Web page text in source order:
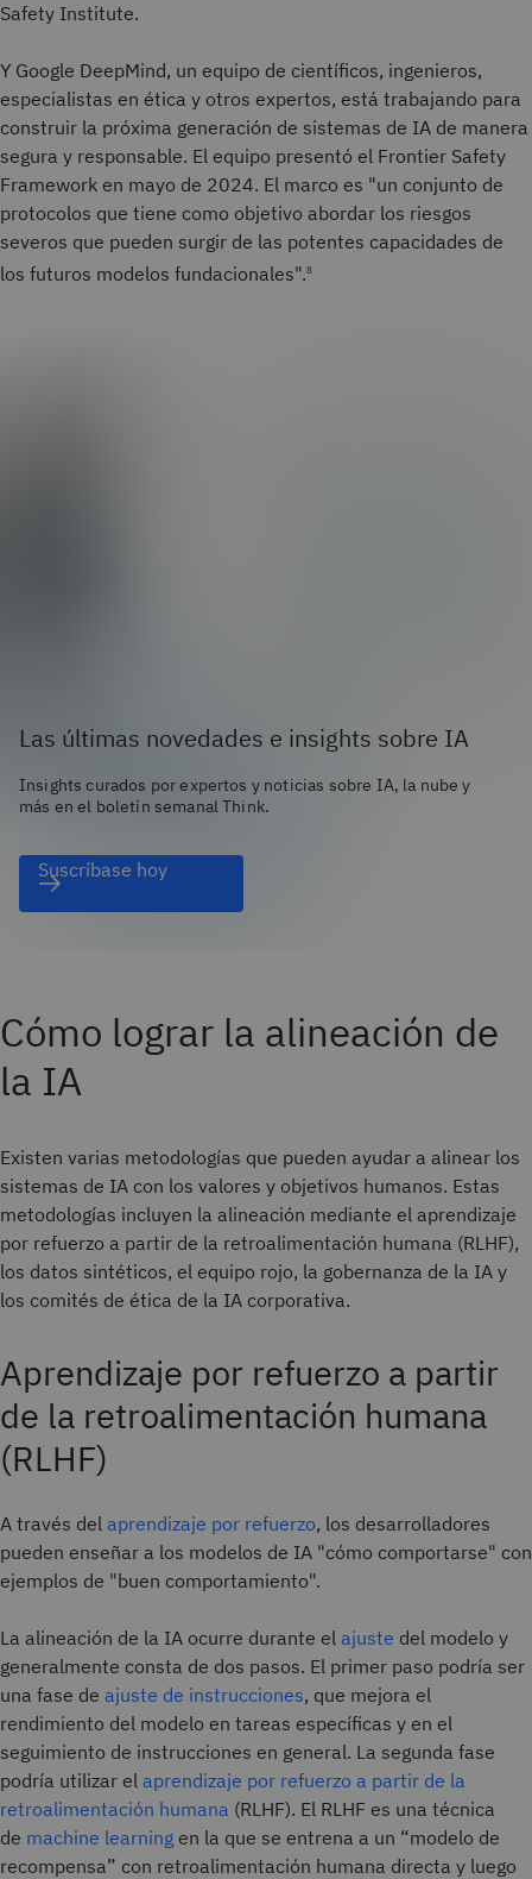
Safety Institute.
Y Google DeepMind, un equipo de científicos, ingenieros,
especialistas en ética y otros expertos, está trabajando para
construir la próxima generación de sistemas de IA de manera
segura y responsable. El equipo presentó el Frontier Safety
Framework en mayo de 2024. El marco es "un conjunto de
protocolos que tiene como objetivo abordar los riesgos
severos que pueden surgir de las potentes capacidades de
los futuros modelos fundacionales".8
Las últimas novedades e insights sobre IA
Insights curados por expertos y noticias sobre IA, la nube y
más en el boletín semanal Think.
Suscríbase hoy
Cómo lograr la alineación de
la IA
Existen varias metodologías que pueden ayudar a alinear los
sistemas de IA con los valores y objetivos humanos. Estas
metodologías incluyen la alineación mediante el aprendizaje
por refuerzo a partir de la retroalimentación humana (RLHF),
los datos sintéticos, el equipo rojo, la gobernanza de la IA y
los comités de ética de la IA corporativa.
Aprendizaje por refuerzo a partir
de la retroalimentación humana
(RLHF)
A través del aprendizaje por refuerzo, los desarrolladores
pueden enseñar a los modelos de IA "cómo comportarse" con
ejemplos de "buen comportamiento".
La alineación de la IA ocurre durante el ajuste del modelo y
generalmente consta de dos pasos. El primer paso podría ser
una fase de ajuste de instrucciones, que mejora el
rendimiento del modelo en tareas específicas y en el
seguimiento de instrucciones en general. La segunda fase
podría utilizar el aprendizaje por refuerzo a partir de la
retroalimentación humana (RLHF). El RLHF es una técnica
de machine learning en la que se entrena a un “modelo de
recompensa” con retroalimentación humana directa y luego